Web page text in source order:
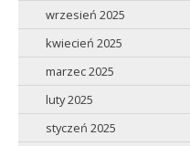
wrzesień 2025
kwiecień 2025
marzec 2025
luty 2025
styczeń 2025